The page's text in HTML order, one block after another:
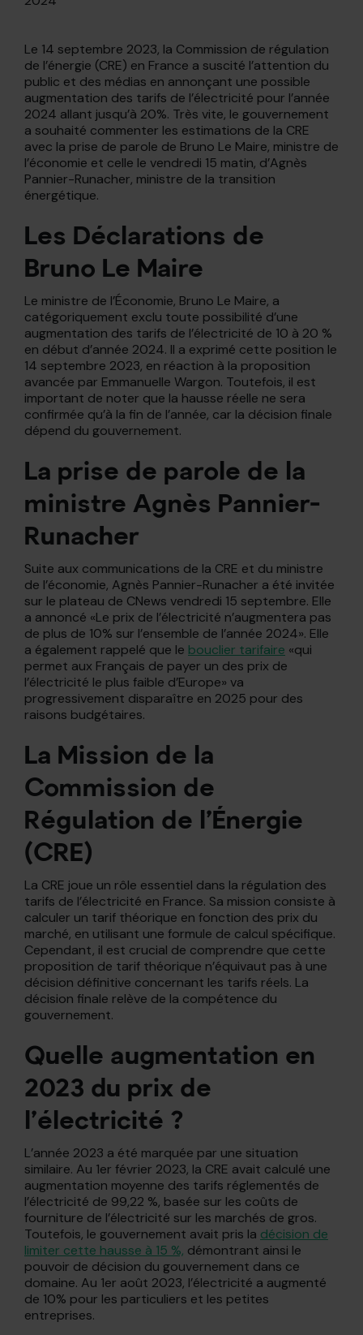
Le 14 septembre 2023, la Commission de régulation
de l’énergie (CRE) en France a suscité l’attention du
public et des médias en annonçant une possible
augmentation des tarifs de l’électricité pour l’année
2024 allant jusqu’à 20%. Très vite, le gouvernement
a souhaité commenter les estimations de la CRE
avec la prise de parole de Bruno Le Maire, ministre de
l’économie et celle le vendredi 15 matin, d’Agnès
Pannier-Runacher, ministre de la transition
énergétique.
Les Déclarations de
Bruno Le Maire
Le ministre de l’Économie, Bruno Le Maire, a
catégoriquement exclu toute possibilité d’une
augmentation des tarifs de l’électricité de 10 à 20 %
en début d’année 2024. Il a exprimé cette position le
14 septembre 2023, en réaction à la proposition
avancée par Emmanuelle Wargon. Toutefois, il est
important de noter que la hausse réelle ne sera
confirmée qu’à la fin de l’année, car la décision finale
dépend du gouvernement.
La prise de parole de la
ministre Agnès Pannier-
Runacher
Suite aux communications de la CRE et du ministre
de l’économie, Agnès Pannier-Runacher a été invitée
sur le plateau de CNews vendredi 15 septembre. Elle
a annoncé «Le prix de l’électricité n’augmentera pas
de plus de 10% sur l’ensemble de l’année 2024». Elle
a également rappelé que le bouclier tarifaire «qui
permet aux Français de payer un des prix de
l’électricité le plus faible d’Europe» va
progressivement disparaître en 2025 pour des
raisons budgétaires.
La Mission de la
Commission de
Régulation de l’Énergie
(CRE)
La CRE joue un rôle essentiel dans la régulation des
tarifs de l’électricité en France. Sa mission consiste à
calculer un tarif théorique en fonction des prix du
marché, en utilisant une formule de calcul spécifique.
Cependant, il est crucial de comprendre que cette
proposition de tarif théorique n’équivaut pas à une
décision définitive concernant les tarifs réels. La
décision finale relève de la compétence du
gouvernement.
Quelle augmentation en
2023 du prix de
l’électricité ?
L’année 2023 a été marquée par une situation
similaire. Au 1er février 2023, la CRE avait calculé une
augmentation moyenne des tarifs réglementés de
l’électricité de 99,22 %, basée sur les coûts de
fourniture de l’électricité sur les marchés de gros.
Toutefois, le gouvernement avait pris la décision de
limiter cette hausse à 15 %, démontrant ainsi le
pouvoir de décision du gouvernement dans ce
domaine. Au 1er août 2023, l’électricité a augmenté
de 10% pour les particuliers et les petites
entreprises.